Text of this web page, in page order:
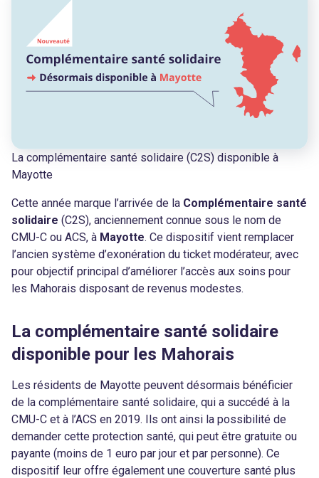
La complémentaire santé solidaire (C2S) disponible à
Mayotte
Cette année marque l’arrivée de la Complémentaire santé
solidaire (C2S), anciennement connue sous le nom de
CMU-C ou ACS, à Mayotte. Ce dispositif vient remplacer
l’ancien système d’exonération du ticket modérateur, avec
pour objectif principal d’améliorer l’accès aux soins pour
les Mahorais disposant de revenus modestes.
La complémentaire santé solidaire
disponible pour les Mahorais
Les résidents de Mayotte peuvent désormais bénéficier
de la complémentaire santé solidaire, qui a succédé à la
CMU-C et à l’ACS en 2019. Ils ont ainsi la possibilité de
demander cette protection santé, qui peut être gratuite ou
payante (moins de 1 euro par jour et par personne). Ce
dispositif leur offre également une couverture santé plus